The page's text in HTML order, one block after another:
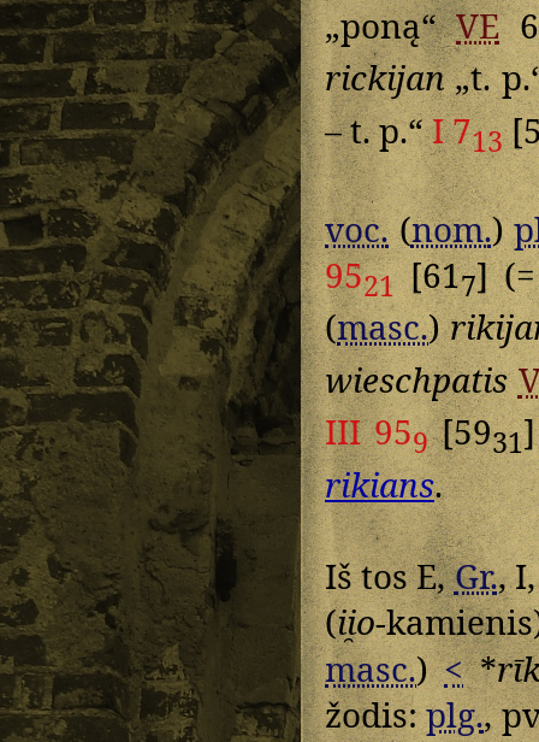
„poną“VE
rickijan„t.
– t. p.“I 713
voc.(nom.)
9521[617]
(masc.)
wieschpatis
III 959[5931
rikians.
Iš tos E,Gr.,
(ii̯o-
masc.)<*
žodis:plg.,